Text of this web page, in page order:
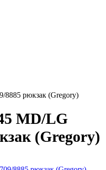
8885 рюкзак (Gregory)
MD/LG
(Gregory)